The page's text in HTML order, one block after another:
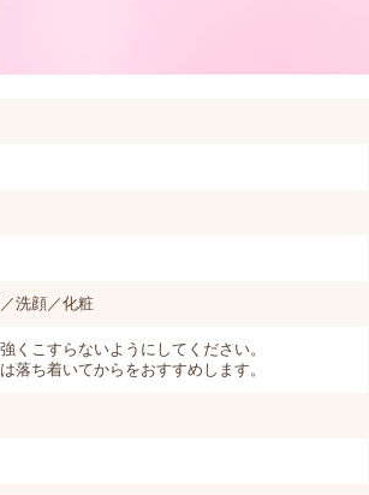
洗顔／化粧
くこすらないようにしてください。
落ち着いてからをおすすめします。